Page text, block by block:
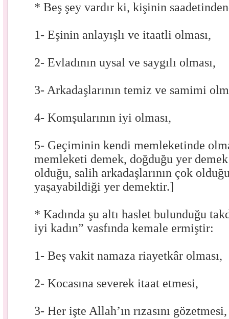
* Beş şey vardır ki, kişinin
1- Eşinin anlayışlı ve itaatli olması,
2- Evladının uysal ve saygılı olması,
3- Arkadaşlarının temiz ve samimi
4- Komşularının iyi olması,
5- Geçiminin kendi memleketinde
memleketi demek, doğduğu yer
olduğu, salih arkadaşlarının çok
yaşayabildiği yer demektir.]
* Kadında şu altı haslet bulunduğu
iyi kadın” vasfında kemale ermiştir:
1- Beş vakit namaza riayetkâr olması,
2- Kocasına severek itaat etmesi,
3- Her işte Allah’ın rızasını gözetmesi,